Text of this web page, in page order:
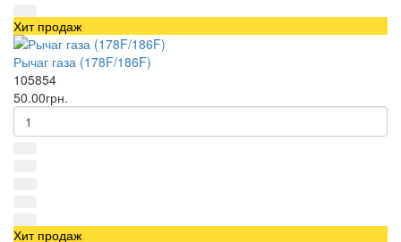
Хит продаж
Рычаг газа (178F/186F)
105854
50.00грн.
Хит продаж